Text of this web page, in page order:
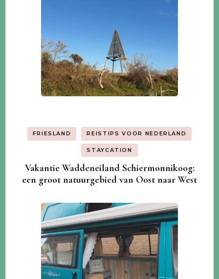
FRIESLAND REISTIPS VOOR NEDERLAND
STAYCATION
Vakantie Waddeneiland Schiermonnikoog:
een groot natuurgebied van Oost naar West